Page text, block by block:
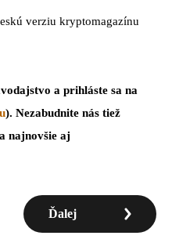
verziu kryptomagazínu
a prihláste sa na
). Nezabudnite nás tiež
najnovšie aj
Ďalej